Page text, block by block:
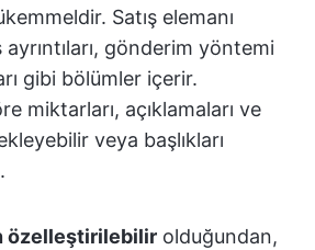
Satış elemanı
gönderim yöntemi
gibi bölümler içerir.
miktarları, açıklamaları ve
veya başlıkları
özelleştirilebilir olduğundan,